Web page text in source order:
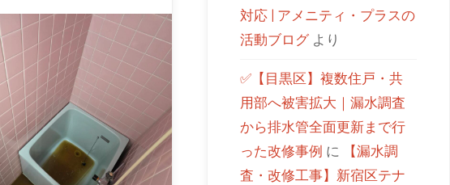
対応 | アメニティ・プラスの
活動ブログより
✅【目黒区】複数住戸・共
用部へ被害拡大｜漏水調査
から排水管全面更新まで行
った改修事例 に
【漏水調
査・改修工事】新宿区テナ